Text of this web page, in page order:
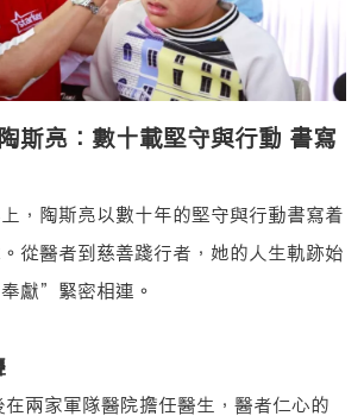
斯亮：數十載堅守與行動 書寫
，陶斯亮以數十年的堅守與行動書寫着
從醫者到慈善踐行者，她的人生軌跡始
獻”緊密相連。
兩家軍隊醫院擔任醫生，醫者仁心的